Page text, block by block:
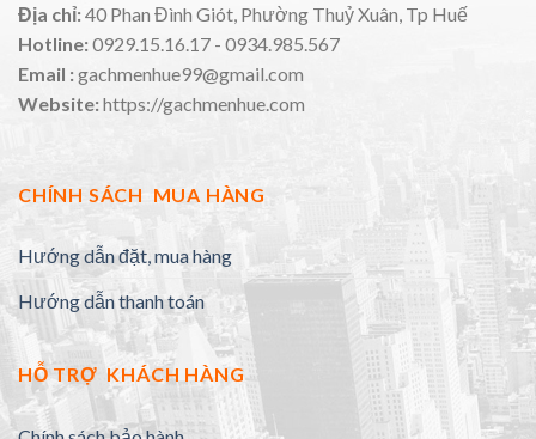
Địa chỉ:40 Phan Đình Giót, Phường Thuỷ Xuân, Tp Huế
Hotline:0929.15.16.17 - 0934.985.567
Email :gachmenhue99@gmail.com
Website:https://gachmenhue.com
CHÍNH SÁCH MUA HÀNG
Hướng dẫn đặt, mua hàng
Hướng dẫn thanh toán
HỖ TRỢ KHÁCH HÀNG